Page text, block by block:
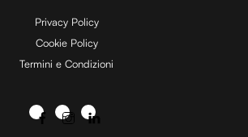
Privacy Policy
Cookie Policy
Termini e Condizioni